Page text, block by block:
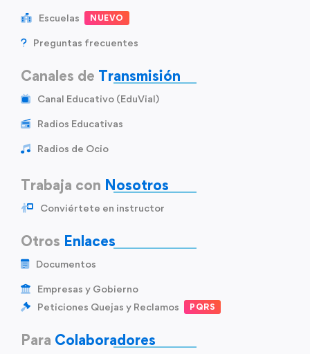
Escuelas NUEVO
Preguntas frecuentes
Canales de Transmisión
Canal Educativo (EduVial)
Radios Educativas
Radios de Ocio
Trabaja con Nosotros
Conviértete en instructor
Otros Enlaces
Documentos
Empresas y Gobierno
Peticiones Quejas y Reclamos
PQRS
Para Colaboradores